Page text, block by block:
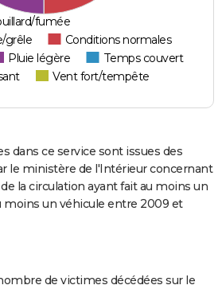
fumée
grêle
Conditions normales
Pluie légère
Temps couvert
Vent fort/tempête
dans ce service sont issues des
le ministère de l'Intérieur concernant
la circulation ayant fait au moins un
moins un véhicule entre 2009 et
de victimes décédées sur le